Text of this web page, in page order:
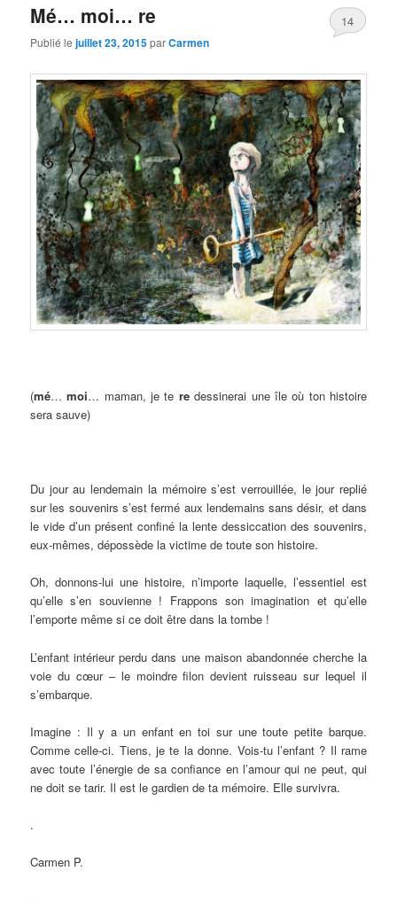
Mé… moi… re
Publié lejuillet 23, 2015parCarmen
14
(mé…moi… maman, je te redessinerai une île où ton histoire
sera sauve)
Du jour au lendemain la mémoire s’est verrouillée, le jour replié
sur les souvenirs s’est fermé aux lendemains sans désir, et dans
le vide d’un présent confiné la lente dessiccation des souvenirs,
eux-mêmes, dépossède la victime de toute son histoire.
Oh, donnons-lui une histoire, n’importe laquelle, l’essentiel est
qu’elle s’en souvienne ! Frappons son imagination et qu’elle
l’emporte même si ce doit être dans la tombe !
L’enfant intérieur perdu dans une maison abandonnée cherche la
voie du cœur – le moindre filon devient ruisseau sur lequel il
s’embarque.
Imagine : Il y a un enfant en toi sur une toute petite barque.
Comme celle-ci. Tiens, je te la donne. Vois-tu l’enfant ? Il rame
avec toute l’énergie de sa confiance en l’amour qui ne peut, qui
ne doit se tarir. Il est le gardien de ta mémoire. Elle survivra.
.
Carmen P.